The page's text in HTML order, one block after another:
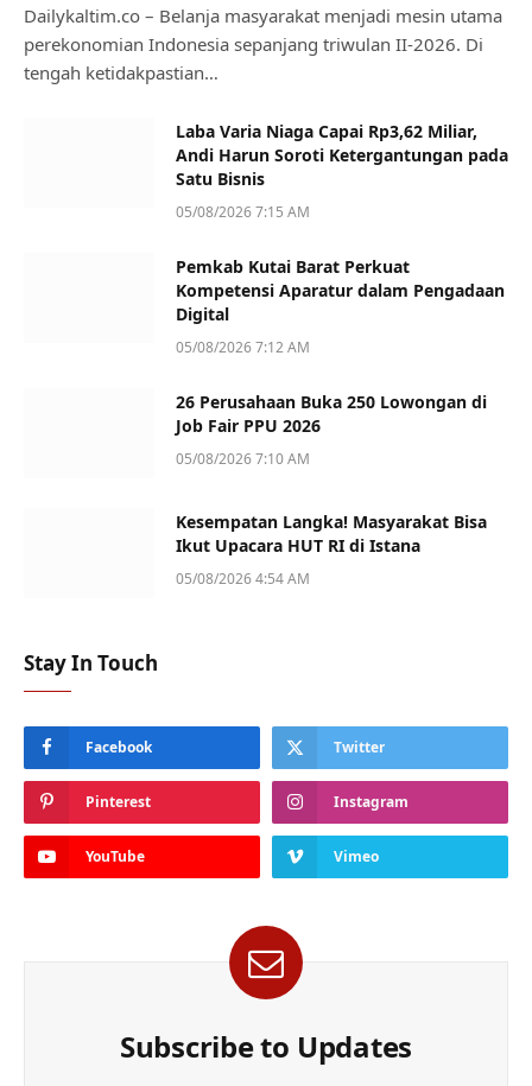
Dailykaltim.co – Belanja masyarakat menjadi mesin utama
perekonomian Indonesia sepanjang triwulan II-2026. Di
tengah ketidakpastian…
Laba Varia Niaga Capai Rp3,62 Miliar,
Andi Harun Soroti Ketergantungan pada
Satu Bisnis
05/08/2026 7:15 AM
Pemkab Kutai Barat Perkuat
Kompetensi Aparatur dalam Pengadaan
Digital
05/08/2026 7:12 AM
26 Perusahaan Buka 250 Lowongan di
Job Fair PPU 2026
05/08/2026 7:10 AM
Kesempatan Langka! Masyarakat Bisa
Ikut Upacara HUT RI di Istana
05/08/2026 4:54 AM
Stay In Touch
Facebook Twitter
Pinterest Instagram
YouTube Vimeo
Subscribe to Updates